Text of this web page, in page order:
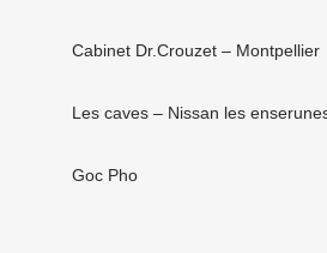
Cabinet Dr.Crouzet – Montpellier
Les caves – Nissan les
Goc Pho